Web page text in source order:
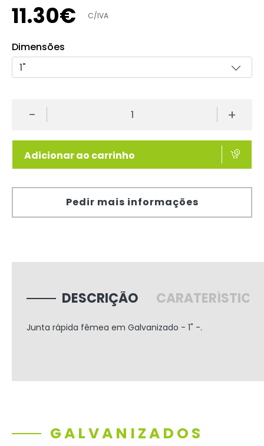
11.30€ C/IVA
Dimensões
- +
Adicionar ao carrinho
Pedir mais informações
DESCRIÇÃO
Junta rápida fêmea em Galvanizado - 1" -.
GALVANIZADOS